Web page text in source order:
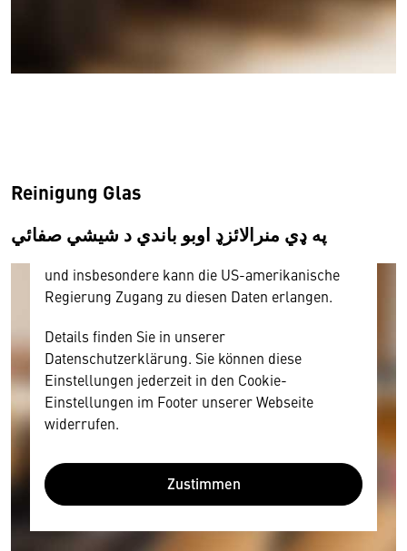
Reinigung Glas
په ډي منرالائزډ اوبو باندي د شيشي صفائي
Wir benötigen Ihre Zustimmung
und Nutzerverhalten mitunter mit US-
amerikanischen Anbietern austauscht.
Diese Daten unterliegen keinem dem EU-
Datenschutzrecht angemessenen Schutzniveau
und insbesondere kann die US-amerikanische
Regierung Zugang zu diesen Daten erlangen.
Details finden Sie in unserer
Datenschutzerklärung. Sie können diese
Einstellungen jederzeit in den Cookie-
Einstellungen im Footer unserer Webseite
widerrufen.
Zustimmen